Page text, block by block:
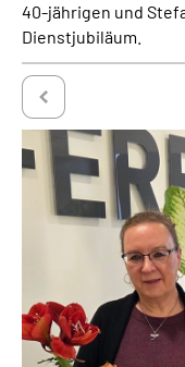
Suche
40-jährigen und
Dienstjubiläum.